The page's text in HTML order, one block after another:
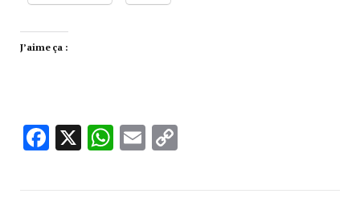
J’aime ça :
Facebook
X WhatsApp
Email